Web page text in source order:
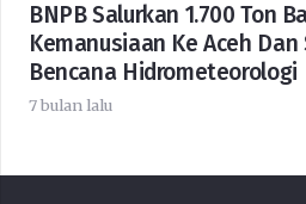
BNPB Salurkan 1.700 Ton
Kemanusiaan Ke Aceh
Bencana Hidrometeorologi
7 bulan lalu